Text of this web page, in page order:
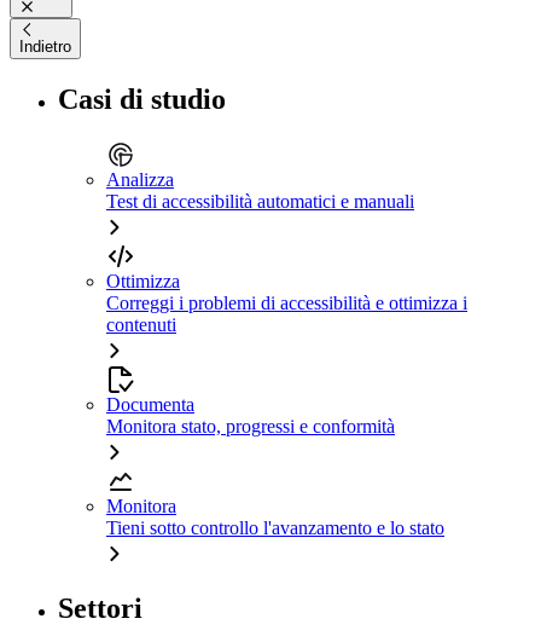
Indietro
Casi di studio
Analizza
Test di accessibilità automatici e manuali
Ottimizza
Correggi i problemi di accessibilità e ottimizza i
contenuti
Documenta
Monitora stato, progressi e conformità
Monitora
Tieni sotto controllo l'avanzamento e lo stato
Settori